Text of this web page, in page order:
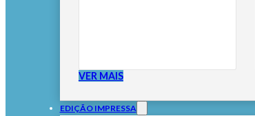
VER MAIS
EDIÇÃO IMPRESSA